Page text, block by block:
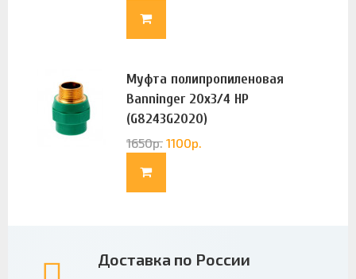
Муфта полипропиленовая
Banninger 20х3/4 НР
(G8243G2020)
1650р. 1100р.
Доставка по России